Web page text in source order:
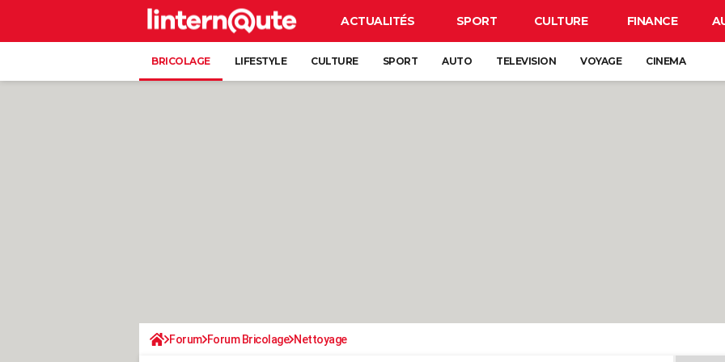
ACTUALITÉS SPORT CULTURE FINANCE
BRICOLAGE LIFESTYLE CULTURE SPORT AUTO TELEVISION VOYAGE CINEMA
Forum Forum Bricolage Nettoyage